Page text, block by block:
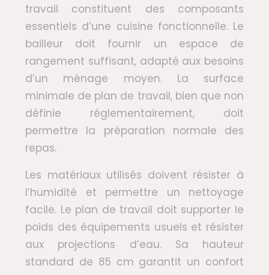
travail constituent des composants
essentiels d’une cuisine fonctionnelle. Le
bailleur doit fournir un espace de
rangement suffisant, adapté aux besoins
d’un ménage moyen. La surface
minimale de plan de travail, bien que non
définie réglementairement, doit
permettre la préparation normale des
repas.
Les matériaux utilisés doivent résister à
l’humidité et permettre un nettoyage
facile. Le plan de travail doit supporter le
poids des équipements usuels et résister
aux projections d’eau. Sa hauteur
standard de 85 cm garantit un confort